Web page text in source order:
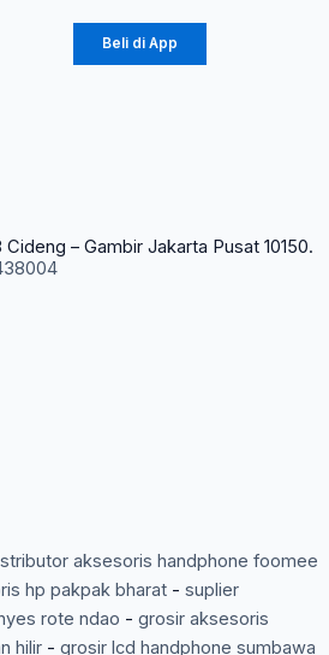
Beli di App
– Gambir Jakarta Pusat 10150.
aksesoris handphone foomee
hp pakpak bharat- suplier
rote ndao - grosir aksesoris
hilir- grosir lcd handphone sumbawa